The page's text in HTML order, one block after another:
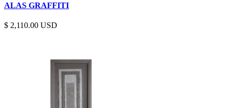
ALAS GRAFFITI
$ 2,110.00